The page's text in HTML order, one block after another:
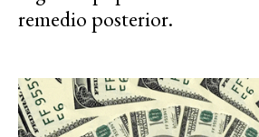
remedio posterior.